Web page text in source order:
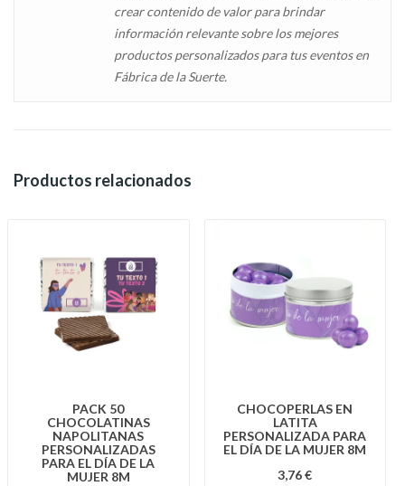
crear contenido de valor para brindar
información relevante sobre los mejores
productos personalizados para tus eventos en
Fábrica de la Suerte.
Productos relacionados
PACK 50
CHOCOLATINAS
NAPOLITANAS
PERSONALIZADAS
PARA EL DÍA DE LA
MUJER 8M
CHOCOPERLAS EN
LATITA
PERSONALIZADA PARA
EL DÍA DE LA MUJER 8M
3,76 €